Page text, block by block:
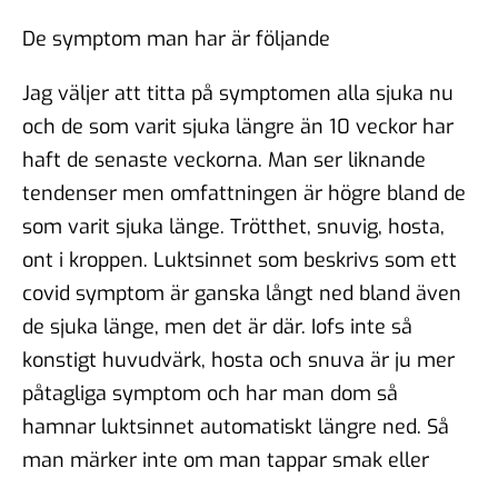
De symptom man har är följande
Jag väljer att titta på symptomen alla sjuka nu
och de som varit sjuka längre än 10 veckor har
haft de senaste veckorna. Man ser liknande
tendenser men omfattningen är högre bland de
som varit sjuka länge. Trötthet, snuvig, hosta,
ont i kroppen. Luktsinnet som beskrivs som ett
covid symptom är ganska långt ned bland även
de sjuka länge, men det är där. Iofs inte så
konstigt huvudvärk, hosta och snuva är ju mer
påtagliga symptom och har man dom så
hamnar luktsinnet automatiskt längre ned. Så
man märker inte om man tappar smak eller